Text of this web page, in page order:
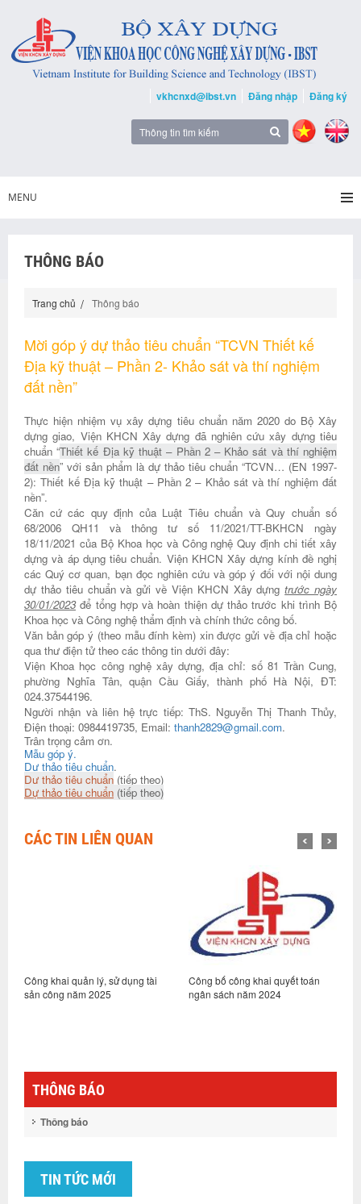
vkhcnxd@ibst.vn Đăng nhập Đăng ký
MENU
THÔNG BÁO
Trang chủ Thông báo
Mời góp ý dự thảo tiêu chuẩn “TCVN Thiết kế
Địa kỹ thuật – Phần 2- Khảo sát và thí nghiệm
đất nền”
Thực hiện nhiệm vụ xây dựng tiêu chuẩn năm 2020 do Bộ Xây
dựng giao, Viện KHCN Xây dựng đã nghiên cứu xây dựng tiêu
chuẩn “Thiết kế Địa kỹ thuật – Phần 2 – Khảo sát và thí nghiệm
đất nền” với sản phẩm là dự thảo tiêu chuẩn “TCVN… (EN 1997-
2): Thiết kế Địa kỹ thuật – Phần 2 – Khảo sát và thí nghiệm đất
nền”.
Căn cứ các quy định của Luật Tiêu chuẩn và Quy chuẩn số
68/2006 QH11 và thông tư số 11/2021/TT-BKHCN ngày
18/11/2021 của Bộ Khoa học và Công nghệ Quy định chi tiết xây
dựng và áp dụng tiêu chuẩn. Viện KHCN Xây dựng kính đề nghị
các Quý cơ quan, bạn đọc nghiên cứu và góp ý đối với nội dung
dự thảo tiêu chuẩn và gửi về Viện KHCN Xây dựngtrước ngày
30/01/2023để tổng hợp và hoàn thiện dự thảo trước khi trình Bộ
Khoa học và Công nghệ thẩm định và chính thức công bố.
Văn bản góp ý (theo mẫu đính kèm) xin được gửi về địa chỉ hoặc
qua thư điện tử theo các thông tin dưới đây:
Viện Khoa học công nghệ xây dựng, địa chỉ: số 81 Trần Cung,
phường Nghĩa Tân, quận Cầu Giấy, thành phố Hà Nội, ĐT:
024.37544196.
Người nhận và liên hệ trực tiếp: ThS. Nguyễn Thị Thanh Thủy,
Điện thoại: 0984419735, Email: thanh2829@gmail.com.
Trân trọng cảm ơn.
Mẫu góp ý.
Dự thảo tiêu chuẩn.
Dự thảo tiêu chuẩn (tiếp theo)
Dự thảo tiêu chuẩn (tiếp theo)
CÁC TIN LIÊN QUAN
Công khai quản lý, sử dụng tài
sản công năm 2025
Công bố công khai quyết toán
ngân sách năm 2024
THÔNG BÁO
Thông báo
TIN TỨC MỚI